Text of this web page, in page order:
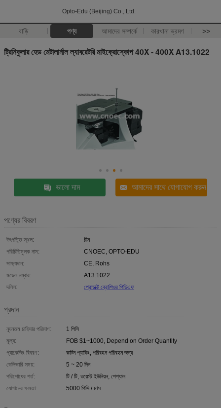
Opto-Edu (Beijing) Co., Ltd.
বাড়ি পণ্য আমাদের সম্পর্কে কারখানা ভ্রমণ >>
ট্রিনিকুলার হেড মেটালার্নাল ল্যাবরেটরি মাইক্রোস্কোপ 40X - 400X A13.1022
ভালো দাম আমাদের সাথে যোগাযোগ করুন
পণ্যের বিবরণ
উৎপত্তি স্থল:
চীন
পরিচিতিমুলক নাম:
CNOEC, OPTO-EDU
সাক্ষ্যদান:
CE, Rohs
মডেল নম্বার:
A13.1022
দলিল:
প্রোডাক্ট ব্রোশিওর পিডিএফ
প্রদান
ন্যূনতম চাহিদার পরিমাণ:
1 পিসি
মূল্য:
FOB $1~1000, Depend on Order Quantity
প্যাকেজিং বিবরণ:
কার্টন প্যাকিং, পরিবহন পরিবহন জন্য
ডেলিভারি সময়:
5 ~ 20 দিন
পরিশোধের শর্ত:
টি / টি, ওয়েস্ট ইউনিয়ন, পেপ্যাল
যোগানের ক্ষমতা:
5000 পিসি / মাস